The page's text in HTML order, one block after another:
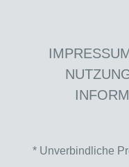
* Unverbindliche